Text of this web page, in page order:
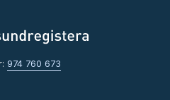
974 760 673